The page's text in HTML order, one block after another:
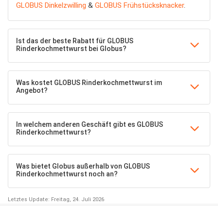
GLOBUS Dinkelzwilling & GLOBUS Frühstücksknacker.
Ist das der beste Rabatt für GLOBUS
Rinderkochmettwurst bei Globus?
Was kostet GLOBUS Rinderkochmettwurst im
Angebot?
In welchem anderen Geschäft gibt es GLOBUS
Rinderkochmettwurst?
Was bietet Globus außerhalb von GLOBUS
Rinderkochmettwurst noch an?
Letztes Update: Freitag, 24. Juli 2026